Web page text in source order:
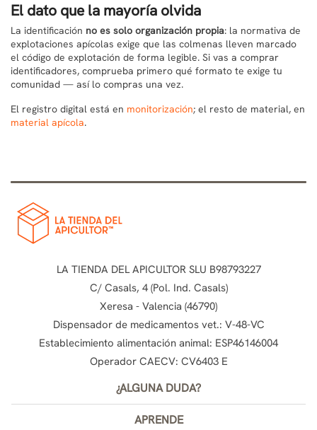
El dato que la mayoría olvida
La identificación no es solo organización propia: la normativa de
explotaciones apícolas exige que las colmenas lleven marcado
el código de explotación de forma legible. Si vas a comprar
identificadores, comprueba primero qué formato te exige tu
comunidad — así lo compras una vez.
El registro digital está en monitorización; el resto de material, en
material apícola.
LA TIENDA DEL APICULTOR SLU B98793227
C/ Casals, 4 (Pol. Ind. Casals)
Xeresa - Valencia (46790)
Dispensador de medicamentos vet.: V-48-VC
Establecimiento alimentación animal: ESP46146004
Operador CAECV: CV6403 E
¿ALGUNA DUDA?
APRENDE